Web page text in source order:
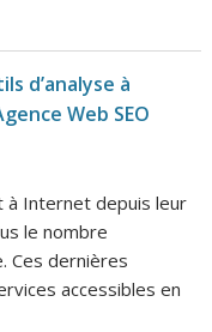
d’analyse à
Web SEO
à Internet depuis leur
le nombre
Ces dernières
accessibles en